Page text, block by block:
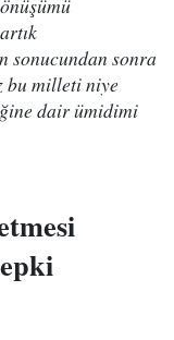
sonucundan sonra
bu milleti niye
dair ümidimi